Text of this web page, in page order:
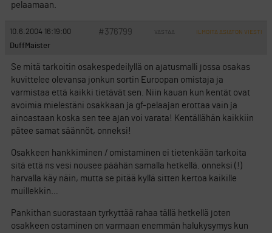
pelaamaan.
10.6.2004 16:19:00 #376799 VASTAA ILMOITA ASIATON VIESTI
DuffMaister
Se mitä tarkoitin osakespedeilyllä on ajatusmalli jossa osakas
kuvittelee olevansa jonkun sortin Euroopan omistaja ja
varmistaa että kaikki tietävät sen. Niin kauan kun kentät ovat
avoimia mielestäni osakkaan ja gf-pelaajan erottaa vain ja
ainoastaan koska sen tee ajan voi varata! Kentällähän kaikkiin
pätee samat säännöt, onneksi!
Osakkeen hankkiminen / omistaminen ei tietenkään tarkoita
sitä että ns vesi nousee päähän samalla hetkellä. onneksi (!)
harvalla käy näin, mutta se pitää kyllä sitten kertoa kaikille
muillekkin…
Pankithan suorastaan tyrkyttää rahaa tällä hetkellä joten
osakkeen ostaminen on varmaan enemmän halukysymys kun